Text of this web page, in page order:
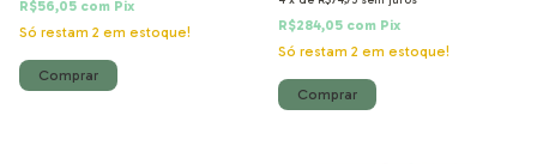
R$56,05 com Pix
Só restam 2 em estoque! R$284,05 com Pix
Só restam 2 em estoque!